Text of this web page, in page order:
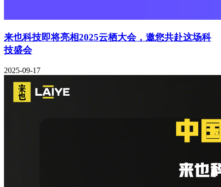
来也科技即将亮相2025云栖大会，邀您共赴这场科
技盛会
2025-09-17